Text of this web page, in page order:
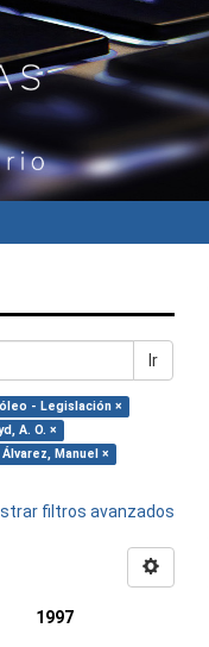
Ir
- Legislación ×
A. O. ×
Manuel ×
filtros avanzados
1997